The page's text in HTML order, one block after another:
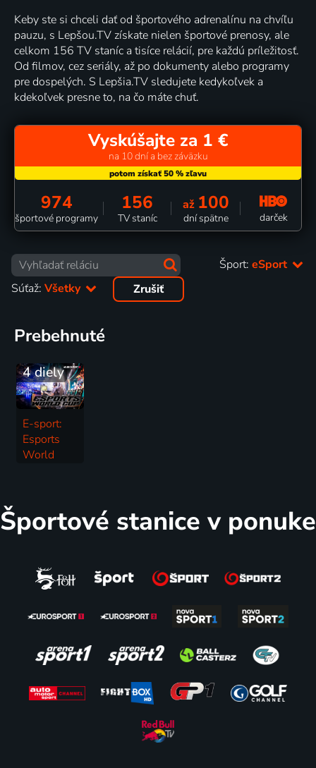
Keby ste si chceli dať od športového adrenalínu na chvíľu
pauzu, s Lepšou.TV získate nielen športové prenosy, ale
celkom 156 TV staníc a tisíce relácií, pre každú príležitosť.
Od filmov, cez seriály, až po dokumenty alebo programy
pre dospelých. S Lepšia.TV sledujete kedykoľvek a
kdekoľvek presne to, na čo máte chuť.
Vyskúšajte za 1 €
na 10 dní a bez záväzku
974
športové programy
156
TV staníc
až 100
dní spätne darček
Šport: eSport
Súťaž: Všetky Zrušiť
Prebehnuté
4 diely
E-sport:
Esports
World
Športové stanice v ponuke